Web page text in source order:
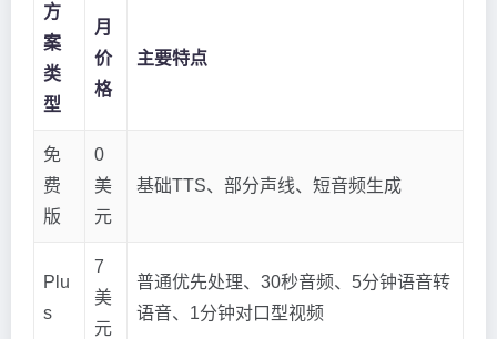
方
案
类
型
月
价
格
主要特点
免
费
版
0
美
元
基础TTS、部分声线、短音频生成
Plu
s
7
美
元
普通优先处理、30秒音频、5分钟语音转
语音、1分钟对口型视频